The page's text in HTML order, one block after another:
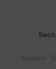
Каталог